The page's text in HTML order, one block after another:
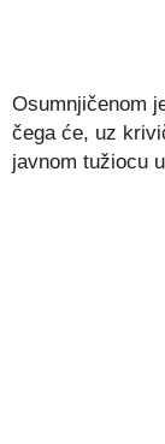
Osumnjičenom
čega će, uz
javnom tužiocu